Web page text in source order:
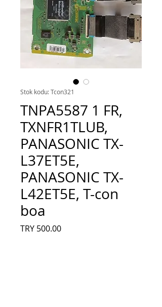
Stok kodu: Tcon321
TNPA5587 1 FR,
TXNFR1TLUB,
PANASONIC TX-
L37ET5E,
PANASONIC TX-
L42ET5E, T-con
boa
TRY 500.00Fiyat